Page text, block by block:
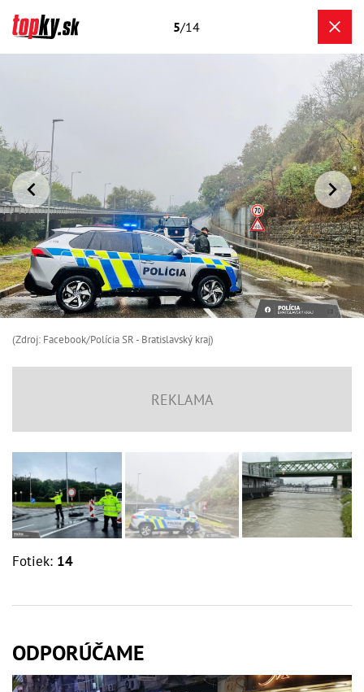
5/14
(Zdroj: Facebook/Polícia SR - Bratislavský kraj)
Fotiek: 14
ODPORÚČAME